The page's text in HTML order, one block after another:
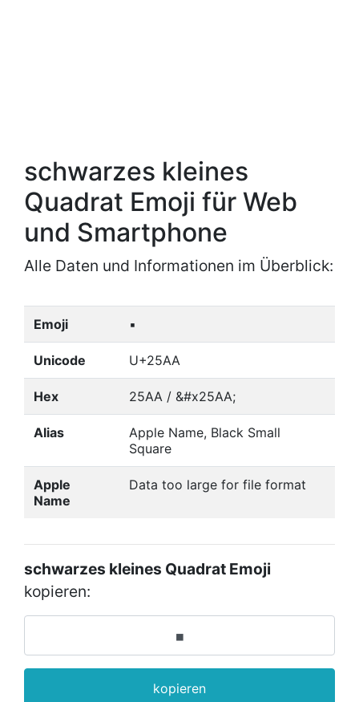
schwarzes kleines
Quadrat Emoji für Web
und Smartphone
Alle Daten und Informationen im Überblick:
Emoji ▪
Unicode U+25AA
Hex 25AA / &#x25AA;
Alias
Apple Name, Black Small
Square
Apple
Name
Data too large for file format
schwarzes kleines Quadrat Emoji
kopieren:
kopieren